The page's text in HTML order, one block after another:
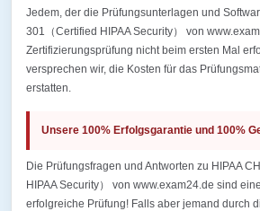
Jedem, der die Prüfungsunterlagen und
301（Certified HIPAA Security） von
Zertifizierungsprüfung nicht beim ersten Mal
versprechen wir, die Kosten für das
erstatten.
Unsere 100% Erfolgsgarantie und 100%
Die Prüfungsfragen und Antworten zu HIPAA
HIPAA Security） von www.exam24.de sind
erfolgreiche Prüfung! Falls aber jemand durch